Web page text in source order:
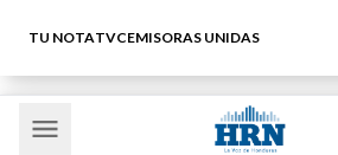
TU NOTATVCEMISORAS UNIDAS